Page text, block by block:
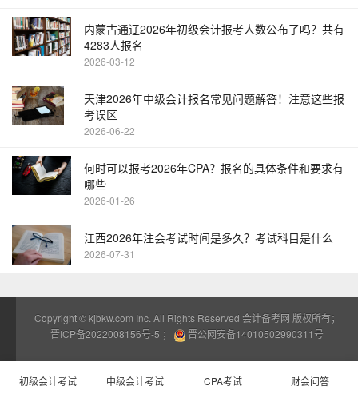
内蒙古通辽2026年初级会计报考人数公布了吗？共有
4283人报名
2026-03-12
天津2026年中级会计报名常见问题解答！注意这些报
考误区
2026-06-22
何时可以报考2026年CPA？报名的具体条件和要求有
哪些
2026-01-26
江西2026年注会考试时间是多久？考试科目是什么
2026-07-31
Copyright ©kjbkw.com Inc. All Rights Reserved 会计备考网 版权所有；
晋ICP备2022008156号-5 ； 晋公网安备14010502990311号
初级会计考试 中级会计考试 CPA考试 财会问答